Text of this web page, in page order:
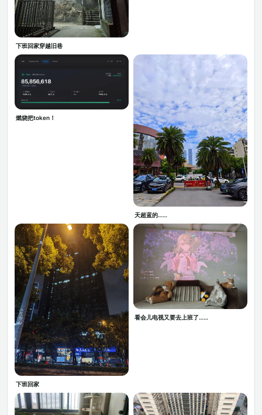
下班回家穿越旧巷
燃烧把token！
天超蓝的……
下班回家
看会儿电视又要去上班了……